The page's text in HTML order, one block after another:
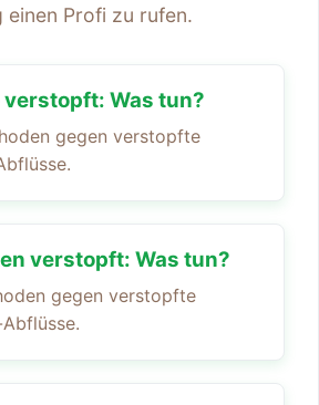
Profi zu rufen.
verstopft: Was tun?
gegen verstopfte
verstopft: Was tun?
gegen verstopfte